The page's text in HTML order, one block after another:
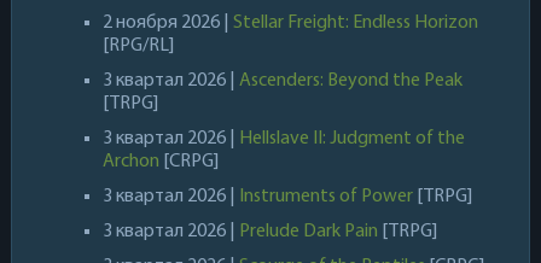
2 ноября 2026 | Stellar Freight: Endless Horizon
[RPG/RL]
3 квартал 2026 | Ascenders: Beyond the Peak
[TRPG]
3 квартал 2026 |
Hellslave II: Judgment of the
Archon [CRPG]
3 квартал 2026 |
Instruments of Power
[TRPG]
3 квартал 2026 |
Prelude Dark Pain
[TRPG]